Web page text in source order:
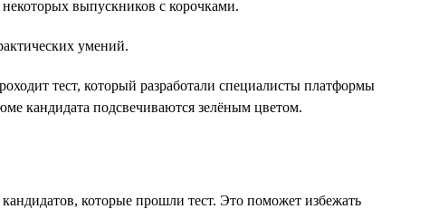
выпускников с корочками.
умений.
тест, который разработали специалисты платформы
кандидата подсвечиваются зелёным цветом.
которые прошли тест. Это поможет избежать